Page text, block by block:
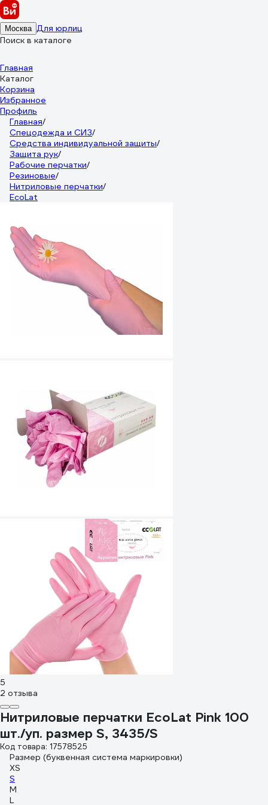
Москва Для юрлиц
Поиск в каталоге
Главная
Каталог
Корзина
Избранное
Профиль
Главная/
Спецодежда и СИЗ/
Средства индивидуальной защиты/
Защита рук/
Рабочие перчатки/
Резиновые/
Нитриловые перчатки/
EcoLat
5
2 отзыва
Нитриловые перчатки EcoLat Pink 100
шт./уп. размер S, 3435/S
Код товара: 17578525
Размер (буквенная система маркировки)
XS
S
M
L